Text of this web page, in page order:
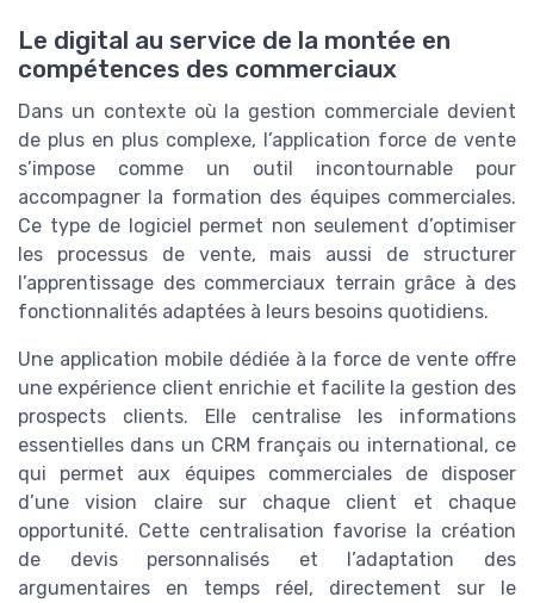
Le digital au service de la montée en
compétences des commerciaux
Dans un contexte où la gestion commerciale devient
de plus en plus complexe, l’application force de vente
s’impose comme un outil incontournable pour
accompagner la formation des équipes commerciales.
Ce type de logiciel permet non seulement d’optimiser
les processus de vente, mais aussi de structurer
l’apprentissage des commerciaux terrain grâce à des
fonctionnalités adaptées à leurs besoins quotidiens.
Une application mobile dédiée à la force de vente offre
une expérience client enrichie et facilite la gestion des
prospects clients. Elle centralise les informations
essentielles dans un CRM français ou international, ce
qui permet aux équipes commerciales de disposer
d’une vision claire sur chaque client et chaque
opportunité. Cette centralisation favorise la création
de devis personnalisés et l’adaptation des
argumentaires en temps réel, directement sur le